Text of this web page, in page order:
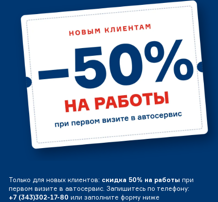
Только для новых клиентов: скидка 50% на работы при
первом визите в автосервис. Запишитесь по телефону:
+7 (343)302-17-80 или заполните форму ниже